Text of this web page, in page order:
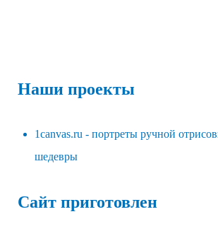
Наши проекты
1canvas.ru - портреты ручной
шедевры
Сайт приготовлен